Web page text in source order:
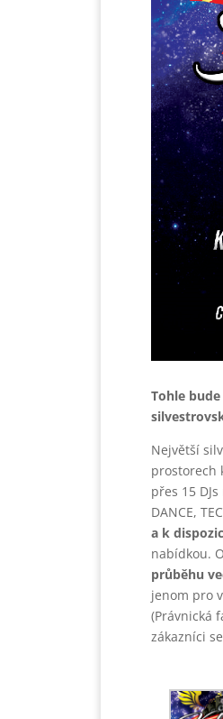
Tohle
Největší
prostorech
přes 15
DANCE,
a k
nabídkou.
průběhu
jenom pro
(Právnická
zákazníci